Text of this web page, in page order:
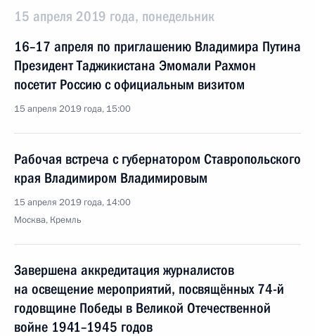
15 апреля 2019 года, понедельник
16–17 апреля по приглашению Владимира Путина
Президент Таджикистана Эмомали Рахмон
посетит Россию с официальным визитом
15 апреля 2019 года, 15:00
Рабочая встреча с губернатором Ставропольского
края Владимиром Владимировым
15 апреля 2019 года, 14:00
Москва, Кремль
Завершена аккредитация журналистов
на освещение мероприятий, посвящённых 74-й
годовщине Победы в Великой Отечественной
войне 1941–1945 годов